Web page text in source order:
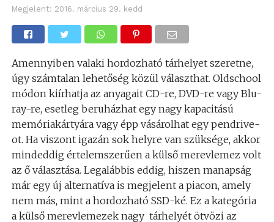
Megjelent: 2016. március 29. kedd
Amennyiben valaki hordozható tárhelyet szeretne,
úgy számtalan lehetőség közül választhat. Oldschool
módon kiírhatja az anyagait CD-re, DVD-re vagy Blu-
ray-re, esetleg beruházhat egy nagy kapacitású
memóriakártyára vagy épp vásárolhat egy pendrive-
ot. Ha viszont igazán sok helyre van szüksége, akkor
mindeddig értelemszerűen a külső merevlemez volt
az ő választása. Legalábbis eddig, hiszen manapság
már egy új alternatíva is megjelent a piacon, amely
nem más, mint a hordozható SSD-ké. Ez a kategória
a külső merevlemezek nagy tárhelyét ötvözi az